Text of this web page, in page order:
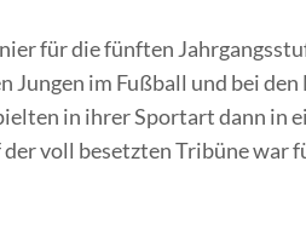
für die fünften
im Fußball und bei den
in ihrer Sportart dann in
der voll besetzten Tribüne war